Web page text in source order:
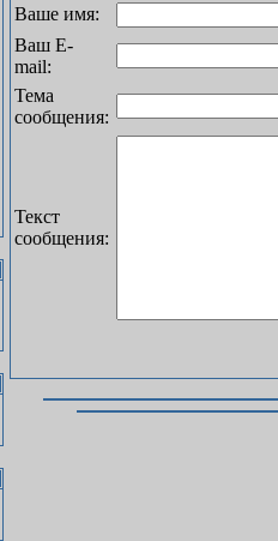
Ваше имя:
Ваш E-
mail:
Тема
сообщения:
Текст
сообщения: